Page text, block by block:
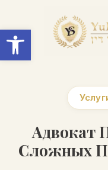
Open toolbar
Адвокат
Сложных